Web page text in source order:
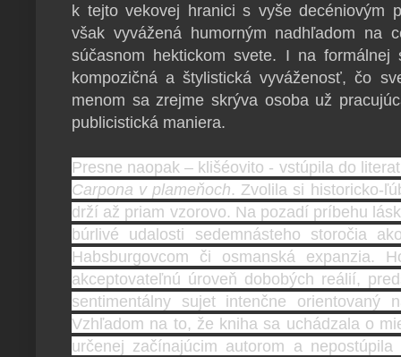
k tejto vekovej hranici s vyše decéniovým
však vyvážená humorným nadhľadom na
súčasnom hektickom svete. I na
kompozičná a štylistická vyváženosť, čo
menom sa zrejme skrýva osoba už
publicistická maniera.
Presne naopak – klišéovito - vstúpila do
Carpona v plameňoch. Zvolila si historicko-
drží až priam vzorovo. Na pozadí príbehu
búrlivé udalosti sedemnásteho storočia
Habsburgovcom či osmanská expanzia.
akceptovateľnú úroveň dobobých reálií,
sentimentálny sujet intenčne orientovaný
Vzhľadom na to, že kniha sa uchádzala o
určenej začínajúcim autorom a